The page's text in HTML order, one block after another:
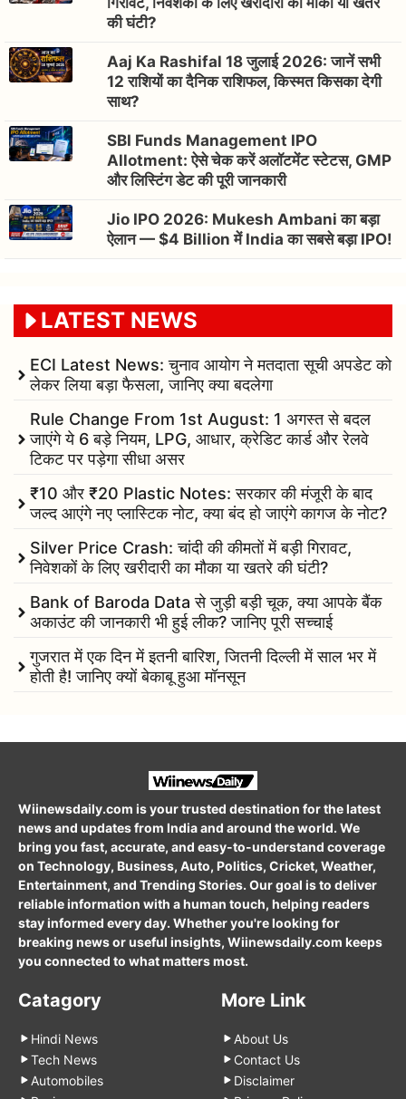
की घंटी?
Aaj Ka Rashifal 18 जुलाई 2026: जानें सभी
12 राशियों का दैनिक राशिफल, किस्मत किसका देगी
साथ?
SBI Funds Management IPO
Allotment: ऐसे चेक करें अलॉटमेंट स्टेटस, GMP
और लिस्टिंग डेट की पूरी जानकारी
Jio IPO 2026: Mukesh Ambani का बड़ा
ऐलान — $4 Billion में India का सबसे बड़ा IPO!
LATEST NEWS
ECI Latest News: चुनाव आयोग ने मतदाता सूची अपडेट को
लेकर लिया बड़ा फैसला, जानिए क्या बदलेगा
Rule Change From 1st August: 1 अगस्त से बदल
जाएंगे ये 6 बड़े नियम, LPG, आधार, क्रेडिट कार्ड और रेलवे
टिकट पर पड़ेगा सीधा असर
₹10 और ₹20 Plastic Notes: सरकार की मंजूरी के बाद
जल्द आएंगे नए प्लास्टिक नोट, क्या बंद हो जाएंगे कागज के नोट?
Silver Price Crash: चांदी की कीमतों में बड़ी गिरावट,
निवेशकों के लिए खरीदारी का मौका या खतरे की घंटी?
Bank of Baroda Data से जुड़ी बड़ी चूक, क्या आपके बैंक
अकाउंट की जानकारी भी हुई लीक? जानिए पूरी सच्चाई
गुजरात में एक दिन में इतनी बारिश, जितनी दिल्ली में साल भर में
होती है! जानिए क्यों बेकाबू हुआ मॉनसून
Wiinewsdaily.com is your trusted destination for the latest
news and updates from India and around the world. We
bring you fast, accurate, and easy-to-understand coverage
on Technology, Business, Auto, Politics, Cricket, Weather,
Entertainment, and Trending Stories. Our goal is to deliver
reliable information with a human touch, helping readers
stay informed every day. Whether you're looking for
breaking news or useful insights, Wiinewsdaily.com keeps
you connected to what matters most.
Catagory
Hindi News
Tech News
Automobiles
More Link
About Us
Contact Us
Disclaimer